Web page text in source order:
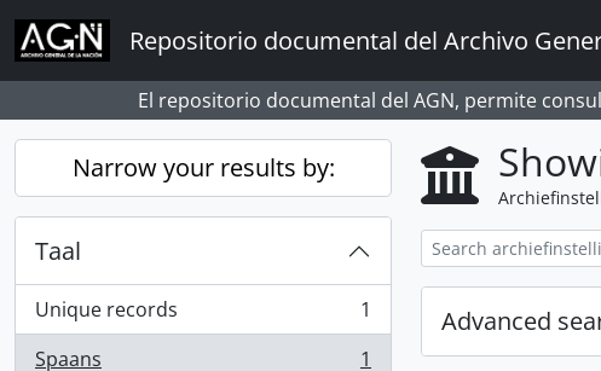
Skip to main content
Repositorio documental del Archivo
El repositorio documental del AGN, permite
Narrow your results by:
Taal
Unique records
, 1 results
1
Spaans
1
Advanced